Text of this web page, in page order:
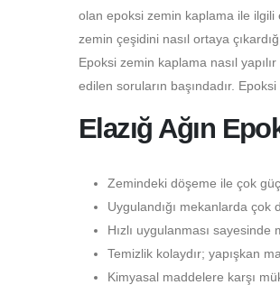
olan epoksi zemin kaplama ile ilgili
zemin çeşidini nasıl ortaya
Epoksi zemin kaplama nasıl
edilen soruların başındadır.
Elazığ Ağın
Zemindeki döşeme ile çok
Uygulandığı mekanlarda
Hızlı uygulanması
Temizlik kolaydır; yapışkan
Kimyasal maddelere karşı